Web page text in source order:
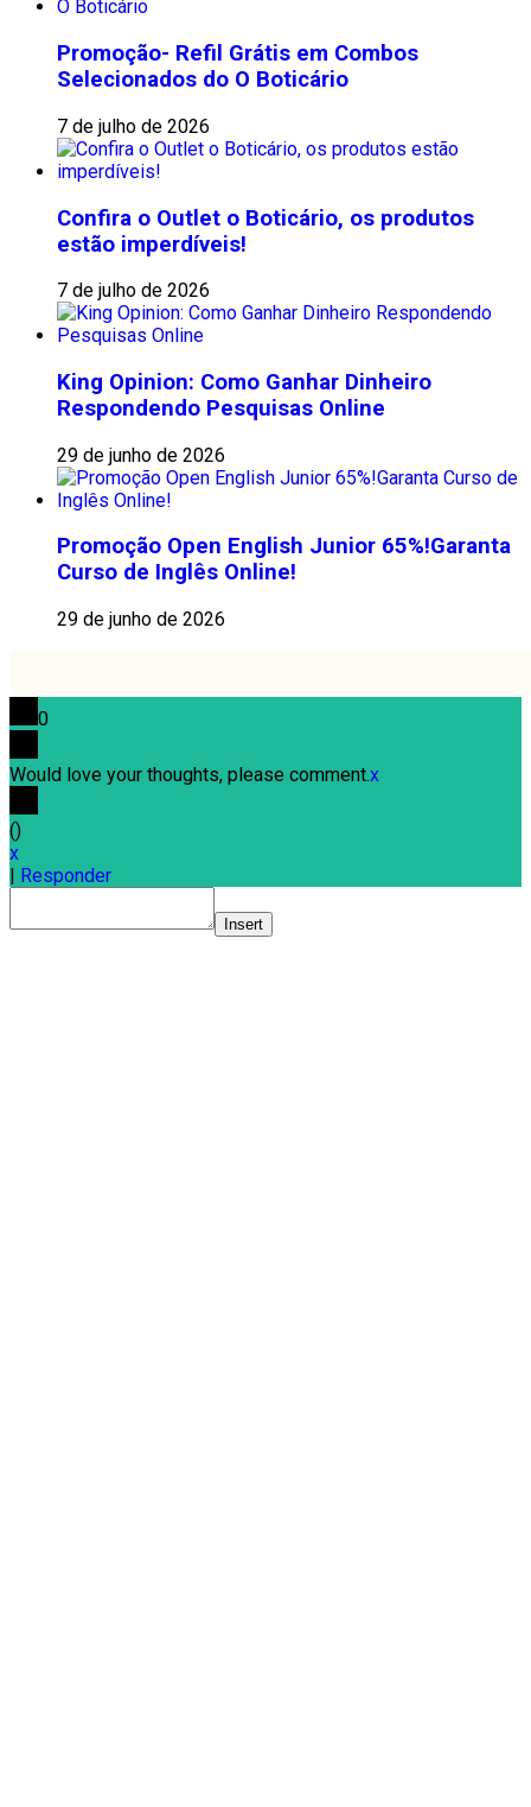
Promoção- Refil Grátis em Combos
Selecionados do O Boticário
7 de julho de 2026
Confira o Outlet o Boticário, os produtos
estão imperdíveis!
7 de julho de 2026
King Opinion: Como Ganhar Dinheiro
Respondendo Pesquisas Online
29 de junho de 2026
Promoção Open English Junior 65%!Garanta
Curso de Inglês Online!
29 de junho de 2026
0
Would love your thoughts, please comment.x
()
x
Responder
Insert